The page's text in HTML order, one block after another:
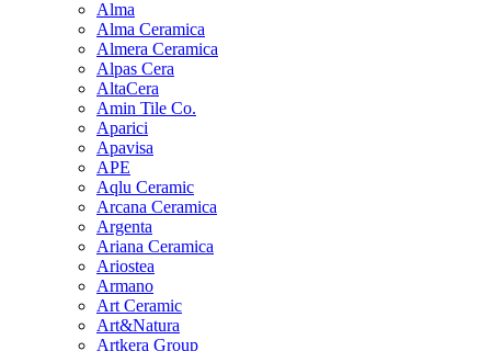
Alma
Alma Ceramica
Almera Ceramica
Alpas Cera
AltaCera
Amin Tile Co.
Aparici
Apavisa
APE
Aqlu Ceramic
Arcana Ceramica
Argenta
Ariana Ceramica
Ariostea
Armano
Art Ceramic
Art&Natura
Artkera Group